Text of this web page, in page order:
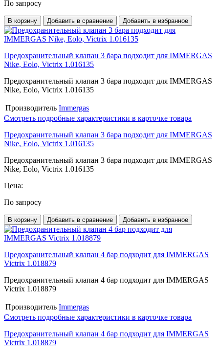
По запросу
В корзину Добавить в сравнение Добавить в избранное
Предохранительный клапан 3 бара подходит для IMMERGAS
Nike, Eolo, Victrix 1.016135
Предохранительный клапан 3 бара подходит для IMMERGAS
Nike, Eolo, Victrix 1.016135
Производитель Immergas
Смотреть подробные характеристики в карточке товара
Предохранительный клапан 3 бара подходит для IMMERGAS
Nike, Eolo, Victrix 1.016135
Предохранительный клапан 3 бара подходит для IMMERGAS
Nike, Eolo, Victrix 1.016135
Цена:
По запросу
В корзину Добавить в сравнение Добавить в избранное
Предохранительный клапан 4 бар подходит для IMMERGAS
Victrix 1.018879
Предохранительный клапан 4 бар подходит для IMMERGAS
Victrix 1.018879
Производитель Immergas
Смотреть подробные характеристики в карточке товара
Предохранительный клапан 4 бар подходит для IMMERGAS
Victrix 1.018879